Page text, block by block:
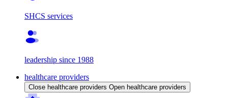
SHCS services
leadership since 1988
healthcare providers
Close healthcare providers Open healthcare providers